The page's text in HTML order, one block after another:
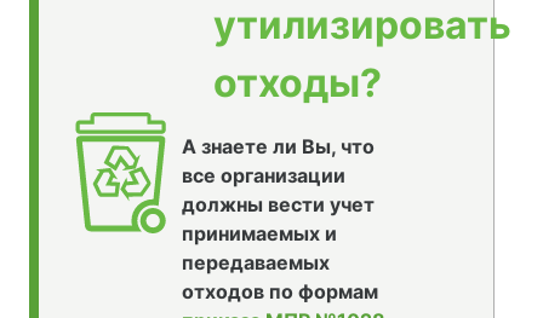
утилизировать
отходы?
А знаете ли Вы, что
все организации
должны вести учет
принимаемых и
передаваемых
отходов по формам